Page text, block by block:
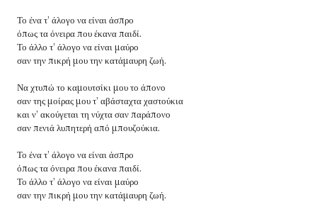
Το ένα τ’ άλογο να είναι άσπρο
όπως τα όνειρα που έκανα παιδί.
Το άλλο τ’ άλογο να είναι μαύρο
σαν την πικρή μου την κατάμαυρη ζωή.
Να χτυπώ το καμουτσίκι μου το άπονο
σαν της μοίρας μου τ’ αβάσταχτα χαστούκια
και ν’ ακούγεται τη νύχτα σαν παράπονο
σαν πενιά λυπητερή από μπουζούκια.
Το ένα τ’ άλογο να είναι άσπρο
όπως τα όνειρα που έκανα παιδί.
Το άλλο τ’ άλογο να είναι μαύρο
σαν την πικρή μου την κατάμαυρη ζωή.